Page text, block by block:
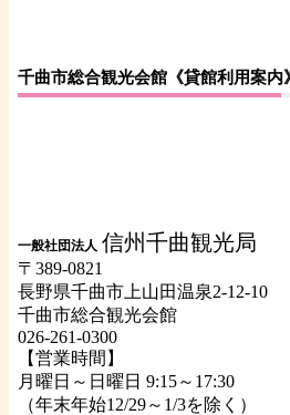
千曲市総合観光会館《貸館利用案内
一般社団法人 信州千曲観光局
〒389-0821
長野県千曲市上山田温泉2-12-10
千曲市総合観光会館
026-261-0300
【営業時間】
月曜日～日曜日 9:15～17:30
（年末年始12/29～1/3を除く）